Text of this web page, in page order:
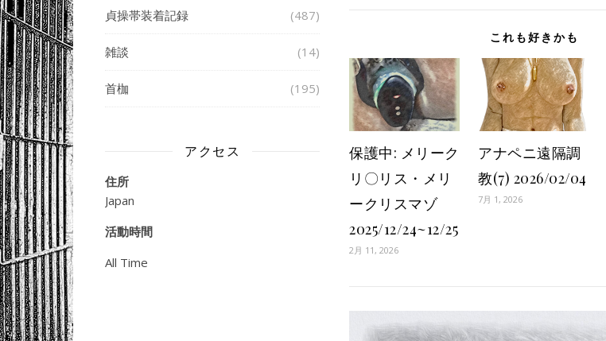
貞操帯装着記録 (487)
雑談 (14)
首枷 (195)
アクセス
住所
Japan
活動時間
All Time
これも好きかも
保護中: メリーク
リ〇リス・メリ
ークリスマゾ
2025/12/24~12/25
2月 11, 2026
アナペニ遠隔調
教(7) 2026/02/04
7月 1, 2026